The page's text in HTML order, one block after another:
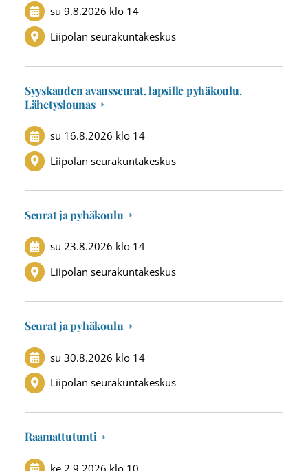
su 9.8.2026 klo 14
Liipolan seurakuntakeskus
Syyskauden avausseurat, lapsille pyhäkoulu.
Lähetyslounas
su 16.8.2026 klo 14
Liipolan seurakuntakeskus
Seurat ja pyhäkoulu
su 23.8.2026 klo 14
Liipolan seurakuntakeskus
Seurat ja pyhäkoulu
su 30.8.2026 klo 14
Liipolan seurakuntakeskus
Raamattutunti
ke 2.9.2026 klo 10